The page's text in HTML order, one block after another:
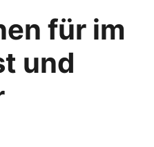
für im
und